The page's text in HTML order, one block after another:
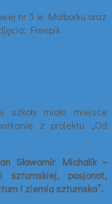
miało miejsce
z projektu „Od
Sławomir Michalik –
sztumskiej, pasjonat,
i ziemia sztumska”.